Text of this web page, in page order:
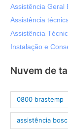
Assistência Geral
Assistência
Assistência
Instalação e
Nuvem de
0800 brastemp
assistência